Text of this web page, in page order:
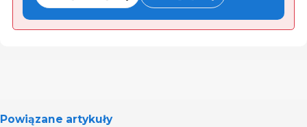
Powiązane artykuły